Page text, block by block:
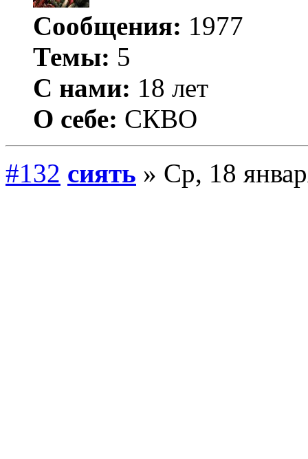
Сообщения: 1977
Темы: 5
С нами: 18 лет
О себе: СКВО
#132 сиять » Ср, 18